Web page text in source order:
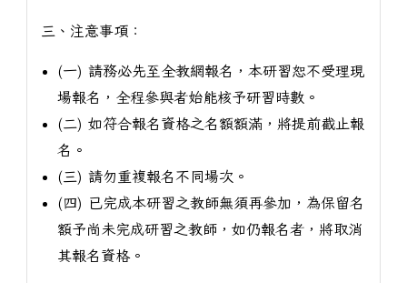
三、注意事項：
(一) 請務必先至全教網報名，本研習恕不受理現
場報名，全程參與者始能核予研習時數。
(二) 如符合報名資格之名額額滿，將提前截止報
名。
(三) 請勿重複報名不同場次。
(四) 已完成本研習之教師無須再參加，為保留名
額予尚未完成研習之教師，如仍報名者，將取消
其報名資格。